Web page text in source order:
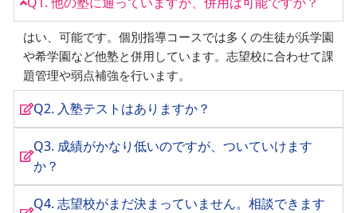
はい、可能です。個別指導コースでは多くの生徒が浜学園
や希学園など他塾と併用しています。志望校に合わせて課
題管理や弱点補強を行います。
Q2. 入塾テストはありますか？
Q3. 成績がかなり低いのですが、ついていけます
か？
Q4. 志望校がまだ決まっていません。相談できます